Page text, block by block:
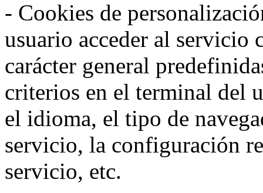
- Cookies de
usuario acceder al servicio
carácter general
criterios en el terminal del
el idioma, el tipo de
servicio, la configuración
servicio, etc.